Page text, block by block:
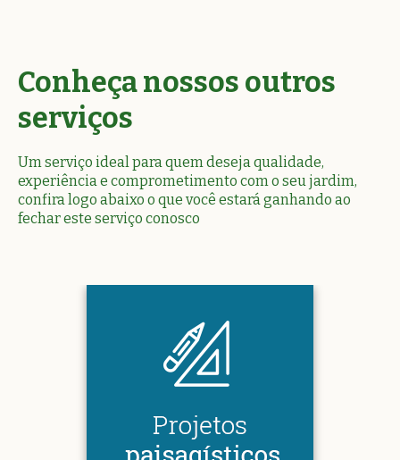
Conheça nossos outros
serviços
Um serviço ideal para quem deseja qualidade,
experiência e comprometimento com o seu jardim,
confira logo abaixo o que você estará ganhando ao
fechar este serviço conosco